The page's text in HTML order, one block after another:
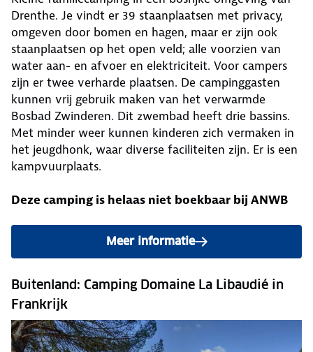
Drenthe. Je vindt er 39 staanplaatsen met privacy,
omgeven door bomen en hagen, maar er zijn ook
staanplaatsen op het open veld; alle voorzien van
water aan- en afvoer en elektriciteit. Voor campers
zijn er twee verharde plaatsen. De campinggasten
kunnen vrij gebruik maken van het verwarmde
Bosbad Zwinderen. Dit zwembad heeft drie bassins.
Met minder weer kunnen kinderen zich vermaken in
het jeugdhonk, waar diverse faciliteiten zijn. Er is een
kampvuurplaats.
Deze camping is helaas niet boekbaar bij ANWB
Meer informatie
Buitenland: Camping Domaine La Libaudié in
Frankrijk